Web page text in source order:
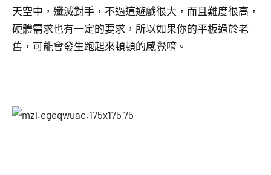
天空中，殲滅對手，不過這遊戲很大，而且難度很高，
硬體需求也有一定的要求，所以如果你的平板過於老
舊，可能會發生跑起來頓頓的感覺唷。